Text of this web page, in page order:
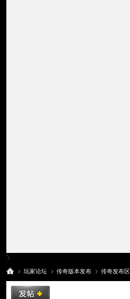
');
玩家论坛 传奇版本发布 传奇发布区